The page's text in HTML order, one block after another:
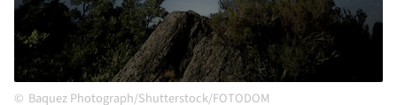
Baquez Photograph/Shutterstock/FOTODOM